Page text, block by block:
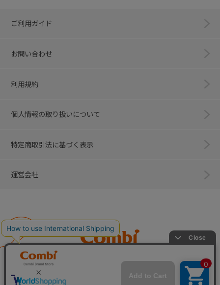
ご利用ガイド
お問い合わせ
利用規約
個人情報の取り扱いについて
特定商取引法に基づく表示
運営会社
子育てに、イノベーションを。
ベビー用品のコンビ株式会社